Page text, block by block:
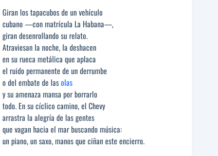
Giran los tapacubos de un vehículo
cubano —con matrícula La Habana—,
giran desenrollando su relato.
Atraviesan la noche, la deshacen
en su rueca metálica que aplaca
el ruido permanente de un derrumbe
o del embate de lasolas
y su amenaza mansa por borrarlo
todo. En su cíclico camino, el Chevy
arrastra la alegría de las gentes
que vagan hacia el mar buscando música:
un piano, un saxo, manos que ciñan este encierro.